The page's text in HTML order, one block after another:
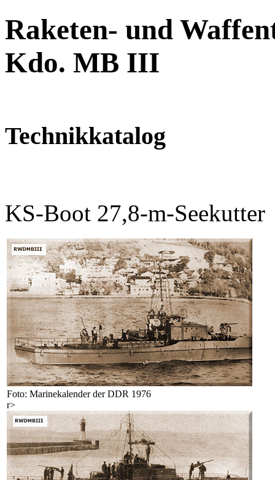
Raketen- und
Kdo. MB III
Technikkatalog
KS-Boot 27,8-m-Seekutter
Foto: Marinekalender der DDR 1976
r>